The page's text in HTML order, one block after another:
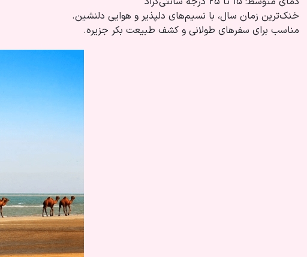
خنک‌ترین زمان سال، با نسیم‌های دلپذیر و هوایی دلنشین.
مناسب برای سفرهای طولانی و کشف طبیعت بکر جزیره.